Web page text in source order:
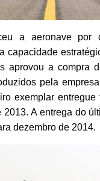
a aeronave por
capacidade
aprovou a compra
pela
exemplar entregue
A entrega do
dezembro de 2014.